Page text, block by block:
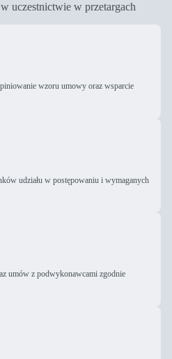
uczestnictwie w przetargach
wzoru umowy oraz wsparcie
udziału w postępowaniu i wymaganych
umów z podwykonawcami zgodnie